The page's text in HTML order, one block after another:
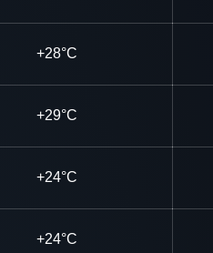
+28°C
+29°C
+24°C
+24°C